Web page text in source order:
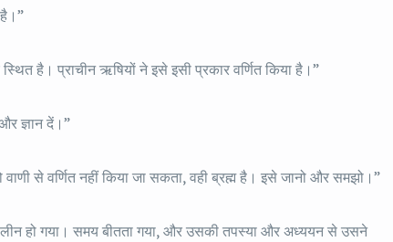
है। प्राचीन ऋषियों ने इसे इसी प्रकार वर्णित किया है।”
ज्ञान दें।”
से वर्णित नहीं किया जा सकता, वही ब्रह्म है। इसे जानो और समझो।”
हो गया। समय बीतता गया, और उसकी तपस्या और अध्ययन से उसने